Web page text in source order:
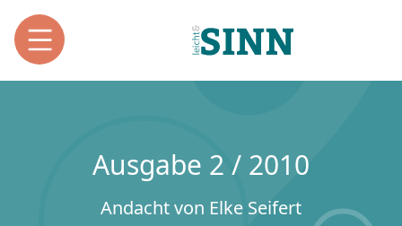
Ausgabe 2 / 2010
Andacht von Elke Seifert